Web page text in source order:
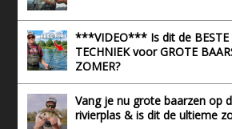
***VIDEO*** Is dit de BESTE
TECHNIEK voor GROTE
ZOMER?
Vang je nu grote baarzen op
rivierplas & is dit de ultieme